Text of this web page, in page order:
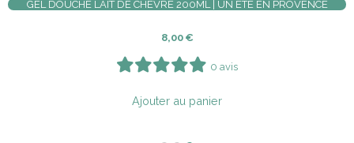
CRÈME LAIT ÂNESSE & HUILE D'ARGAN BIO - FLEUR D'ORANGER
12,00 €
3 avis
Ajouter au panier